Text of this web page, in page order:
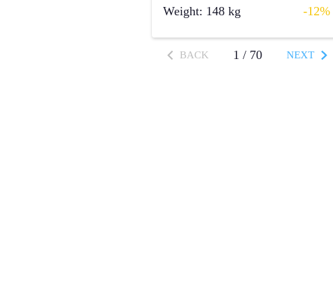
Weight: 148 kg -12%
BACK 1 / 70 NEXT